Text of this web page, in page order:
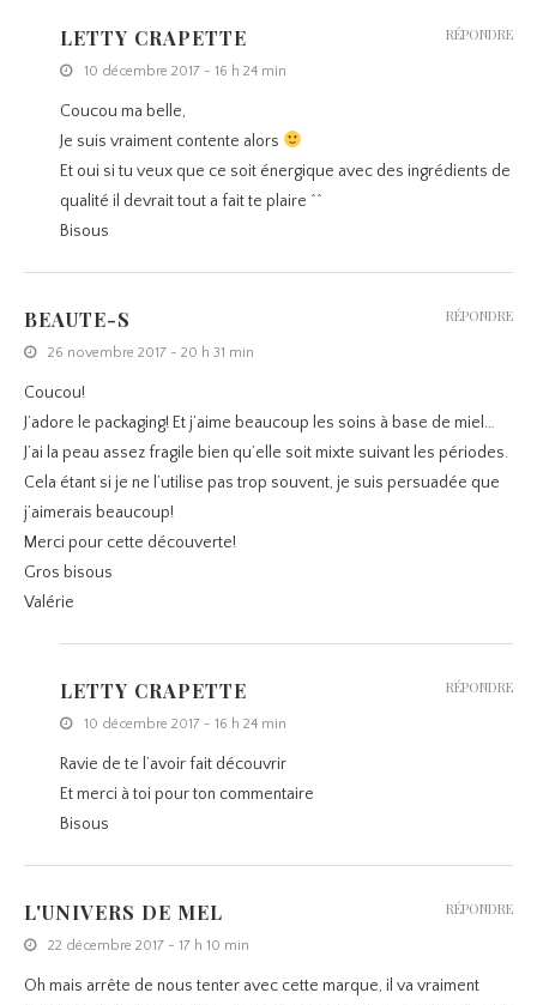
LETTY CRAPETTE
10 décembre 2017 - 16 h 24 min
Coucou ma belle,
Je suis vraiment contente alors
Et oui si tu veux que ce soit énergique avec des ingrédients de
qualité il devrait tout a fait te plaire ^^
Bisous
RÉPONDRE
BEAUTE-S
26 novembre 2017 - 20 h 31 min
Coucou!
J’adore le packaging! Et j’aime beaucoup les soins à base de miel…
J’ai la peau assez fragile bien qu’elle soit mixte suivant les périodes.
Cela étant si je ne l’utilise pas trop souvent, je suis persuadée que
j’aimerais beaucoup!
Merci pour cette découverte!
Gros bisous
Valérie
RÉPONDRE
LETTY CRAPETTE
10 décembre 2017 - 16 h 24 min
Ravie de te l’avoir fait découvrir
Et merci à toi pour ton commentaire
Bisous
RÉPONDRE
L'UNIVERS DE MEL
22 décembre 2017 - 17 h 10 min
Oh mais arrête de nous tenter avec cette marque, il va vraiment
RÉPONDRE